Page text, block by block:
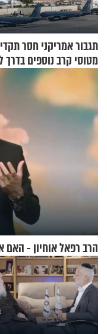
תגבור אמריקני חסר
מטוסי קרב נוספים בדרך
הרב רפאל אוחיון -